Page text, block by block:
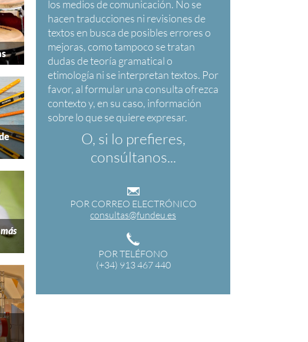
O, si lo prefieres,
consúltanos...
POR CORREO ELECTRÓNICO
consultas@fundeu.es
POR TELÉFONO
(+34) 913 467 440